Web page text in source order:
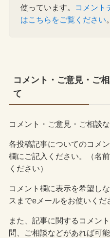
使っています。
コメント
はこちらをご覧ください
コメント・ご意見・ご
て
コメント・ご意見・ご相談
各投稿記事についてのコメ
欄にご記入ください。（名
ください）
コメント欄に表示を希望し
スまでeメールをお使いくだ
また、記事に関するコメン
問、ご相談などがあれば可